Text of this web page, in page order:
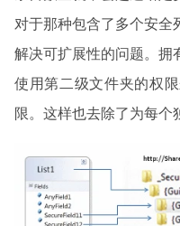
对于那种包含了多个安全
解决可扩展性的问题。拥
使用第二级文件夹的权
限。这样也去除了为每个